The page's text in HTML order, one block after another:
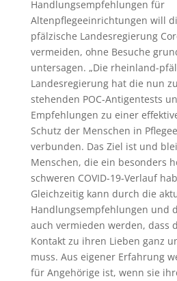
Handlungsempfehlungen für
Altenpflegeeinrichtungen will
pfälzische Landesregierung
vermeiden, ohne Besuche
untersagen. „Die rheinland-
Landesregierung hat die nun
stehenden POC-Antigentests
Empfehlungen zu einer
Schutz der Menschen in
verbunden. Das Ziel ist und
Menschen, die ein besonders
schweren COVID-19-Verlauf
Gleichzeitig kann durch die
Handlungsempfehlungen und
auch vermieden werden, dass
Kontakt zu ihren Lieben ganz
muss. Aus eigener Erfahrung
für Angehörige ist, wenn sie